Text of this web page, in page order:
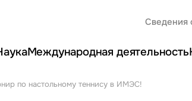
Сведения
Международная деятельность
по настольному теннису в ИМЭС!